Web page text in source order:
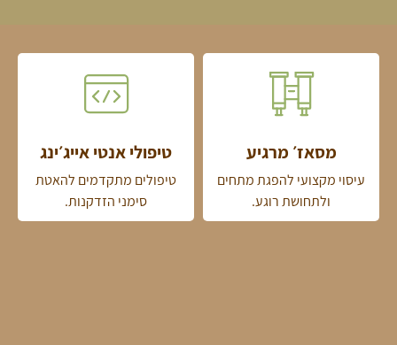
מסאז׳ מרגיע
עיסוי מקצועי להפגת מתחים
ולתחושת רוגע.
טיפולי אנטי אייג׳ינג
טיפולים מתקדמים להאטת
סימני הזדקנות.